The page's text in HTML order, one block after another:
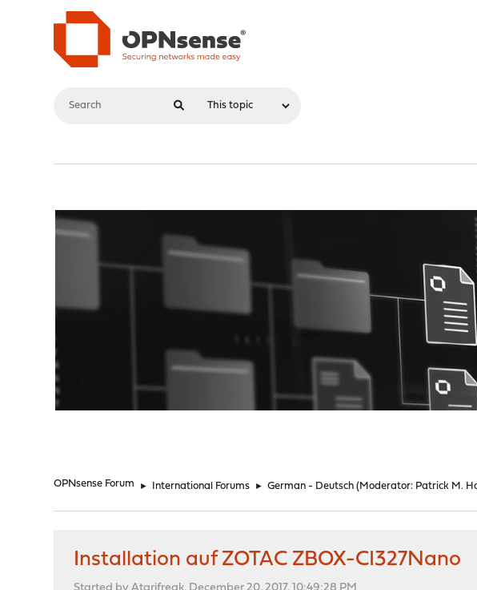
OPNsense Forum ► International Forums ► German - Deutsch (Moderator: Patrick M.
Installation auf ZOTAC ZBOX-CI327Nano